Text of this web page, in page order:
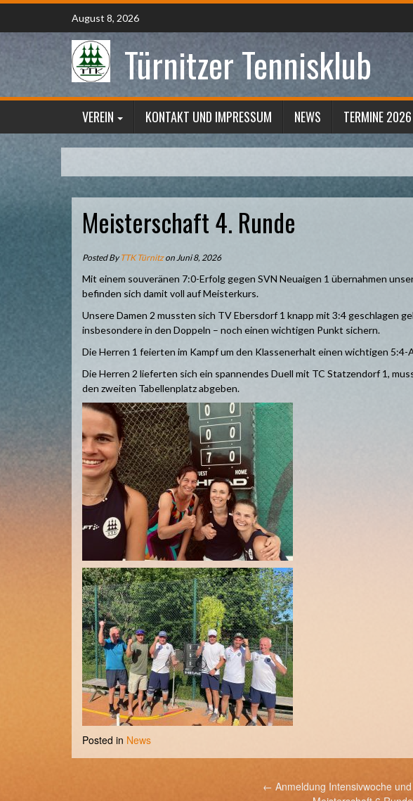
Skip
content
August 8, 2026
Türnitzer Tennisklub
VEREIN KONTAKT UND IMPRESSUM NEWS TERMINE 2026
Meisterschaft 4. Runde
Posted ByTTK Türnitzon Juni 8, 2026
Mit einem souveränen 7:0-Erfolg gegen SVN Neuaigen 1 übernahmen
befinden sich damit voll auf Meisterkurs.
Unsere Damen 2 mussten sich TV Ebersdorf 1 knapp mit 3:4 geschlagen
insbesondere in den Doppeln – noch einen wichtigen Punkt sichern.
Die Herren 1 feierten im Kampf um den Klassenerhalt einen wichtigen
Die Herren 2 lieferten sich ein spannendes Duell mit TC Statzendorf 1,
den zweiten Tabellenplatz abgeben.
Posted in News
← Anmeldung Intensivwoche